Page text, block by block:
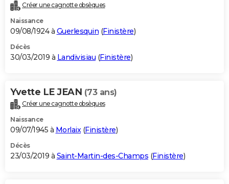
Créer une cagnotte obsèques
Naissance
09/08/1924 à Guerlesquin (Finistère)
Décès
30/03/2019 à Landivisiau (Finistère)
Yvette LE JEAN (73 ans)
Créer une cagnotte obsèques
Naissance
09/07/1945 à Morlaix(Finistère)
Décès
23/03/2019 à Saint-Martin-des-Champs (Finistère)